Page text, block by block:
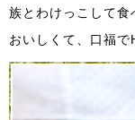
族とわけっこして食
おいしくて、口福で